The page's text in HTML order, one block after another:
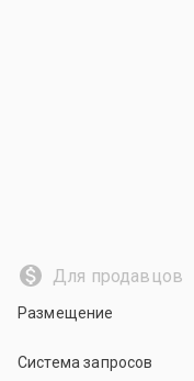
Для продавцов
Размещение
Система запросов